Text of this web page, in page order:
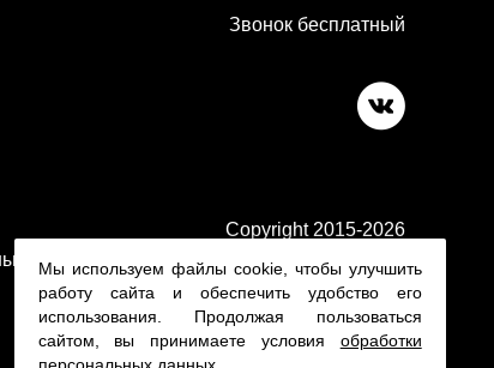
Звонок бесплатный
Copyright 2015-2026
изделия в ювелирном магазине Platina 24
Мы используем файлы cookie, чтобы улучшить
работу сайта и обеспечить удобство его
использования. Продолжая пользоваться
сайтом, вы принимаете условия обработки